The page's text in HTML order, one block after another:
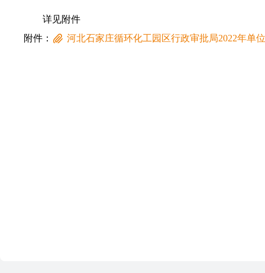
详见附件
附件：
河北石家庄循环化工园区行政审批局2022年单